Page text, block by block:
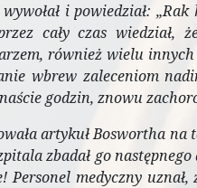
i powiedział:
cały czas
również wielu innych
wbrew zaleceniom
godzin, znowu
artykuł Boswortha
zbadał go
medyczny uznał,